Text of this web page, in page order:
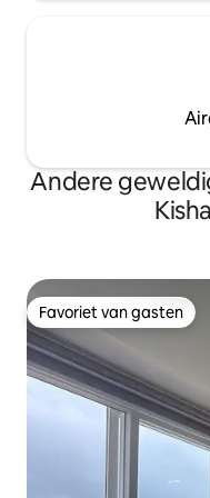
Andere
Favoriet van gasten
Favoriet van gasten